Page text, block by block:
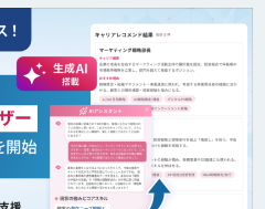
AIエージェント「OfficeAI社